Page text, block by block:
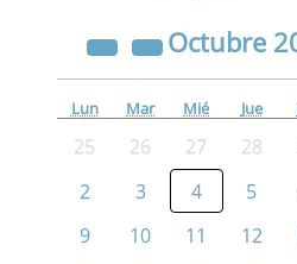
Octubre
Lun Mar Mié Jue
25 26 27 28
2
3 4 5
9
10 11 12